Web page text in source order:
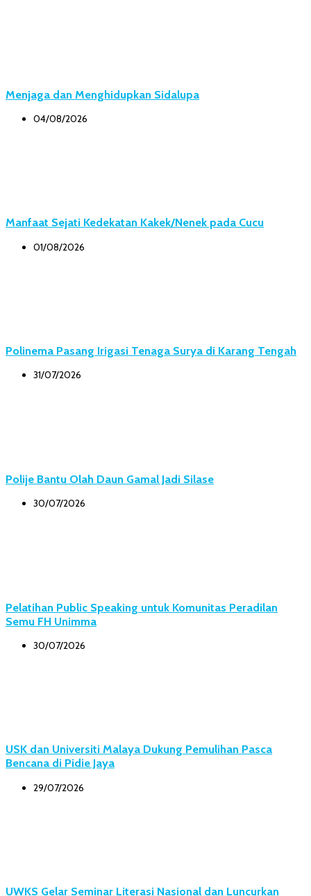
Menjaga dan Menghidupkan Sidalupa
04/08/2026
Manfaat Sejati Kedekatan Kakek/Nenek pada Cucu
01/08/2026
Polinema Pasang Irigasi Tenaga Surya di Karang Tengah
31/07/2026
Polije Bantu Olah Daun Gamal Jadi Silase
30/07/2026
Pelatihan Public Speaking untuk Komunitas Peradilan
Semu FH Unimma
30/07/2026
USK dan Universiti Malaya Dukung Pemulihan Pasca
Bencana di Pidie Jaya
29/07/2026
UWKS Gelar Seminar Literasi Nasional dan Luncurkan